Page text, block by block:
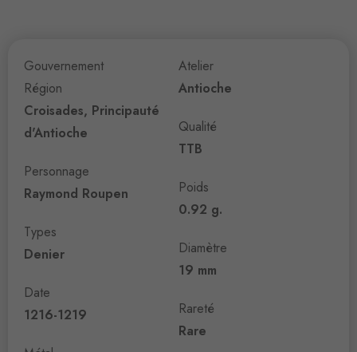
Gouvernement
Région
Croisades, Principauté
d'Antioche
Personnage
Raymond Roupen
Types
Denier
Date
1216-1219
Atelier
Antioche
Qualité
TTB
Poids
0.92 g.
Diamètre
19 mm
Rareté
Rare